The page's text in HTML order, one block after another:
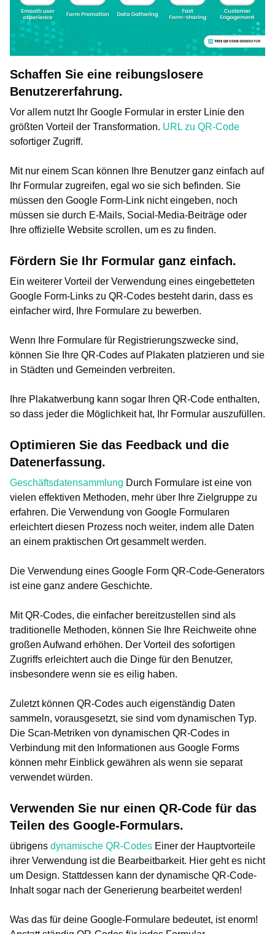
Schaffen Sie eine reibungslosere
Benutzererfahrung.
Vor allem nutzt Ihr Google Formular in erster Linie den
größten Vorteil der Transformation. URL zu QR-Code
sofortiger Zugriff.
Mit nur einem Scan können Ihre Benutzer ganz einfach auf
Ihr Formular zugreifen, egal wo sie sich befinden. Sie
müssen den Google Form-Link nicht eingeben, noch
müssen sie durch E-Mails, Social-Media-Beiträge oder
Ihre offizielle Website scrollen, um es zu finden.
Fördern Sie Ihr Formular ganz einfach.
Ein weiterer Vorteil der Verwendung eines eingebetteten
Google Form-Links zu QR-Codes besteht darin, dass es
einfacher wird, Ihre Formulare zu bewerben.
Wenn Ihre Formulare für Registrierungszwecke sind,
können Sie Ihre QR-Codes auf Plakaten platzieren und sie
in Städten und Gemeinden verbreiten.
Ihre Plakatwerbung kann sogar Ihren QR-Code enthalten,
so dass jeder die Möglichkeit hat, Ihr Formular auszufüllen.
Optimieren Sie das Feedback und die
Datenerfassung.
Geschäftsdatensammlung Durch Formulare ist eine von
vielen effektiven Methoden, mehr über Ihre Zielgruppe zu
erfahren. Die Verwendung von Google Formularen
erleichtert diesen Prozess noch weiter, indem alle Daten
an einem praktischen Ort gesammelt werden.
Die Verwendung eines Google Form QR-Code-Generators
ist eine ganz andere Geschichte.
Mit QR-Codes, die einfacher bereitzustellen sind als
traditionelle Methoden, können Sie Ihre Reichweite ohne
großen Aufwand erhöhen. Der Vorteil des sofortigen
Zugriffs erleichtert auch die Dinge für den Benutzer,
insbesondere wenn sie es eilig haben.
Zuletzt können QR-Codes auch eigenständig Daten
sammeln, vorausgesetzt, sie sind vom dynamischen Typ.
Die Scan-Metriken von dynamischen QR-Codes in
Verbindung mit den Informationen aus Google Forms
können mehr Einblick gewähren als wenn sie separat
verwendet würden.
Verwenden Sie nur einen QR-Code für das
Teilen des Google-Formulars.
übrigens dynamische QR-Codes Einer der Hauptvorteile
ihrer Verwendung ist die Bearbeitbarkeit. Hier geht es nicht
um Design. Stattdessen kann der dynamische QR-Code-
Inhalt sogar nach der Generierung bearbeitet werden!
Was das für deine Google-Formulare bedeutet, ist enorm!